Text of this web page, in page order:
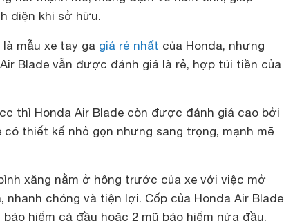
diện khi sở hữu.
mẫu xe tay ga giá rẻ nhất của Honda, nhưng
Blade vẫn được đánh giá là rẻ, hợp túi tiền của
thì Honda Air Blade còn được đánh giá cao bởi
thiết kế nhỏ gọn nhưng sang trọng, mạnh mẽ
xăng nằm ở hông trước của xe với việc mở
chóng và tiện lợi. Cốp của Honda Air Blade
hiểm cả đầu hoặc 2 mũ bảo hiểm nửa đầu,